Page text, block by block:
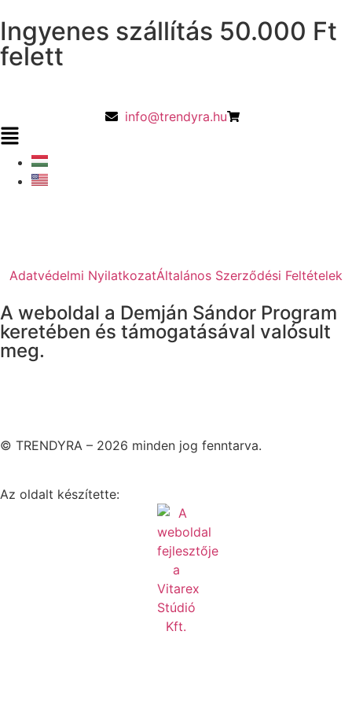
Ingyenes szállítás 50.000 Ft
felett
info@trendyra.hu
Adatvédelmi NyilatkozatÁltalános Szerződési Feltételek
A weboldal a Demján Sándor Program
keretében és támogatásával valósult
meg.
© TRENDYRA – 2026 minden jog fenntarva.
Az oldalt készítette: